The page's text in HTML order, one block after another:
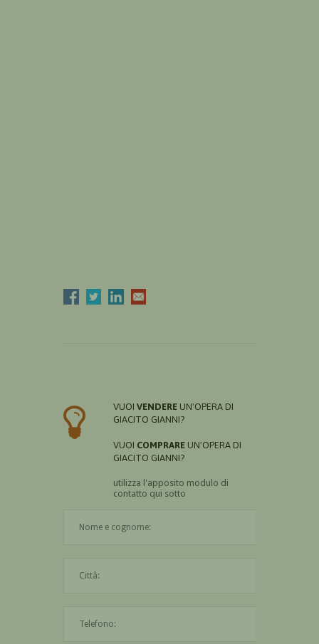
VUOI VENDERE UN'OPERA DI
GIACITO GIANNI?
VUOI COMPRARE UN'OPERA DI
GIACITO GIANNI?
utilizza l'apposito modulo di
contatto qui sotto